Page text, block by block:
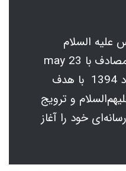
علیه السلام
درچهارم شعبان 1436 مصادف با 23 may
سال 2015 و دوم خرداد 1394 با هدف
و ترویج
خود را آغاز